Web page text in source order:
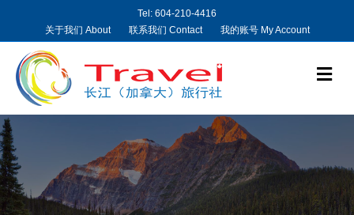
Tel: 604-210-4416
关于我们 About
联系我们 Contact 我的账号 My Account